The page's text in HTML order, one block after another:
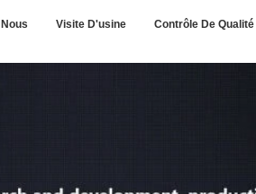
Visite D'usine Contrôle De Qualité